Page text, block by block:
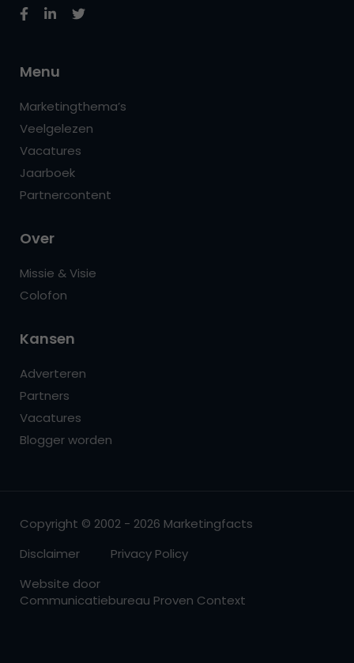
Menu
Marketingthema’s
Veelgelezen
Vacatures
Jaarboek
Partnercontent
Over
Missie & Visie
Colofon
Kansen
Adverteren
Partners
Vacatures
Blogger worden
Copyright © 2002 - 2026 Marketingfacts
Disclaimer
Privacy Policy
Website door
Communicatiebureau Proven Context